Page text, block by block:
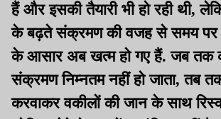
हैं और इसकी तैयारी भी हो रही थी,
के बढ़ते संक्रमण की वजह से समय पर
के आसार अब खत्म हो गए हैं. जब तक
संक्रमण निम्नतम नहीं हो जाता, तब
करवाकर वकीलों की जान के साथ